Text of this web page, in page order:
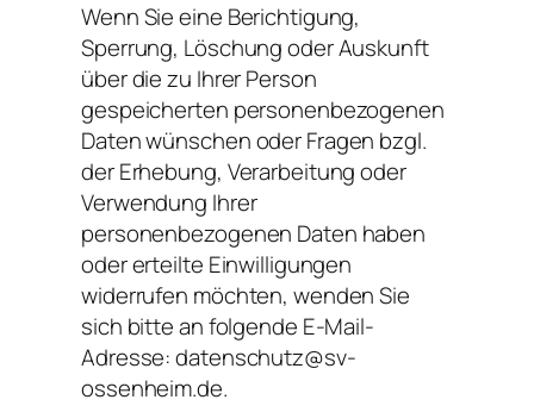
Wenn Sie eine Berichtigung,
Sperrung, Löschung oder Auskunft
über die zu Ihrer Person
gespeicherten personenbezogenen
Daten wünschen oder Fragen bzgl.
der Erhebung, Verarbeitung oder
Verwendung Ihrer
personenbezogenen Daten haben
oder erteilte Einwilligungen
widerrufen möchten, wenden Sie
sich bitte an folgende E-Mail-
Adresse: datenschutz@sv-
ossenheim.de.